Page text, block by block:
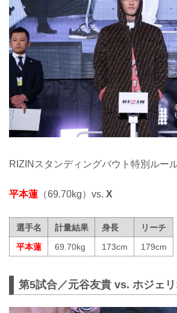
RIZINスタンディングバウト特別ルー
平本蓮 （69.70kg）vs. X
選手名 計量結果 身長
リーチ
平本蓮
69.70kg 173cm 179cm
第5試合／元谷友貴 vs. ホジェ